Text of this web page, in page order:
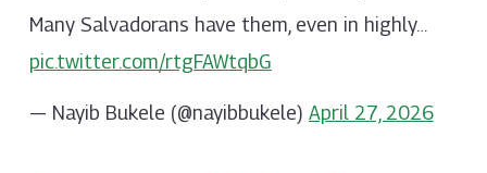
Many Salvadorans have them, even in highly…
pic.twitter.com/rtgFAWtqbG
— Nayib Bukele (@nayibbukele) April 27, 2026